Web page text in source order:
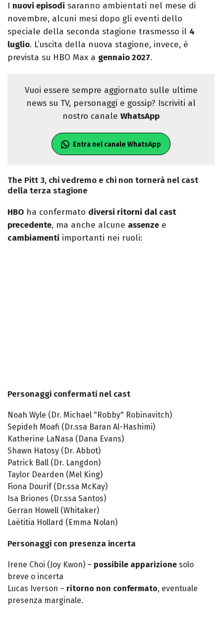
I nuovi episodi saranno ambientati nel mese di
novembre, alcuni mesi dopo gli eventi dello
speciale della seconda stagione trasmesso il 4
luglio. L’uscita della nuova stagione, invece, è
prevista su HBO Max a gennaio 2027.
Vuoi essere sempre aggiornato sulle ultime
news su TV, personaggi e gossip? Iscriviti al
nostro canale WhatsApp
Entra nel canale WhatsApp
The Pitt 3, chi vedremo e chi non tornerà nel cast
della terza stagione
HBO ha confermato diversi ritorni dal cast
precedente, ma anche alcune assenze e
cambiamenti importanti nei ruoli:
Personaggi confermati nel cast
Noah Wyle (Dr. Michael "Robby" Robinavitch)
Sepideh Moafi (Dr.ssa Baran Al-Hashimi)
Katherine LaNasa (Dana Evans)
Shawn Hatosy (Dr. Abbot)
Patrick Ball (Dr. Langdon)
Taylor Dearden (Mel King)
Fiona Dourif (Dr.ssa McKay)
Isa Briones (Dr.ssa Santos)
Gerran Howell (Whitaker)
Laëtitia Hollard (Emma Nolan)
Personaggi con presenza incerta
Irene Choi (Joy Kwon) – possibile apparizione solo
breve o incerta
Lucas Iverson – ritorno non confermato, eventuale
presenza marginale.